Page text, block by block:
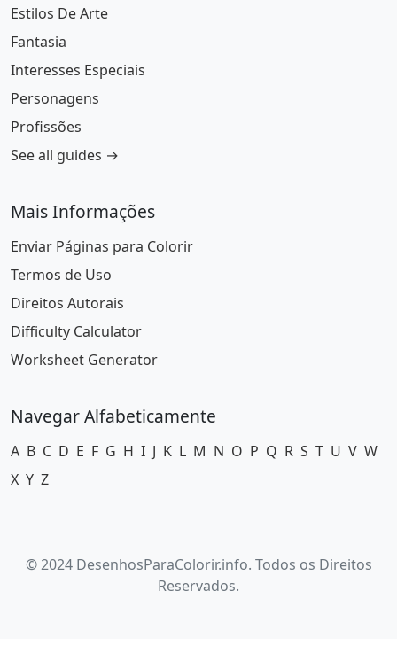
Estilos De Arte
Fantasia
Interesses Especiais
Personagens
Profissões
See all guides →
Mais Informações
Enviar Páginas para Colorir
Termos de Uso
Direitos Autorais
Difficulty Calculator
Worksheet Generator
Navegar Alfabeticamente
A B C D E F G H I J K L M N O P Q R S T U V W
X Y Z
© 2024 DesenhosParaColorir.info. Todos os Direitos
Reservados.